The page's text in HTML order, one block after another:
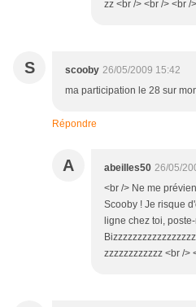
zz <br /> <br /> <br />
S scooby 26/05/2009 15:42
ma participation le 28 sur
Répondre
A abeilles50 26/05/
<br /> Ne me
Scooby ! Je risque
ligne chez toi,
zzzzzzzzzzzz <br />